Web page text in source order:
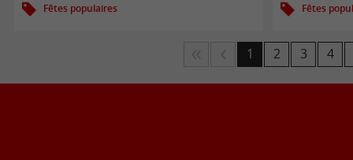
Fêtes populaires
Fêtes
1 2 3 4